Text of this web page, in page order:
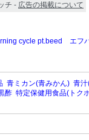
チ - 広告の掲載について
cycle pt.beed エフ
青ミカン(青みかん) 青
酢 特定保健用食品(トク